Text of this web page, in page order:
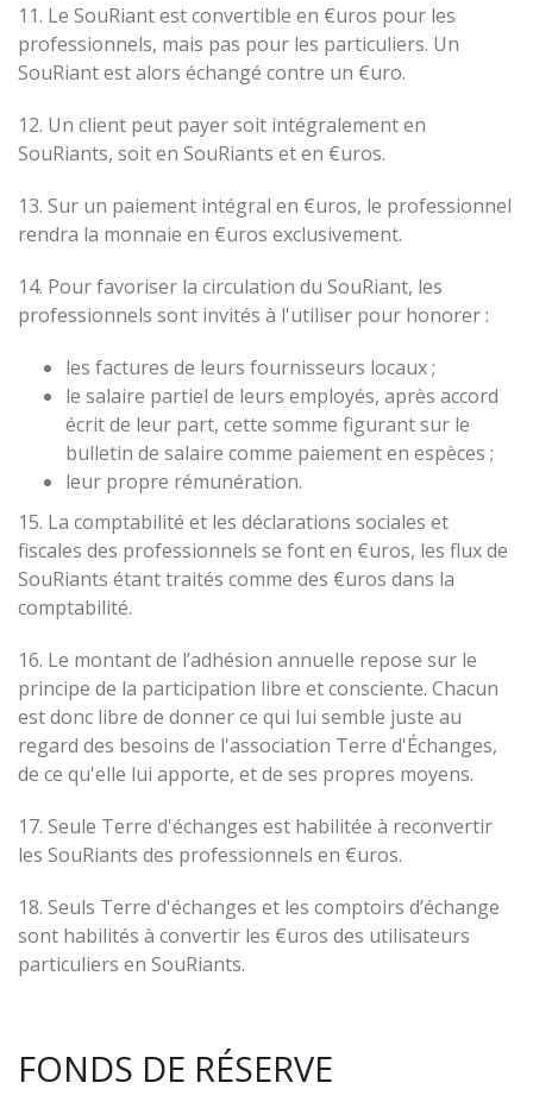
11. Le SouRiant est convertible en €uros pour les
professionnels, mais pas pour les particuliers. Un
SouRiant est alors échangé contre un €uro.
12. Un client peut payer soit intégralement en
SouRiants, soit en SouRiants et en €uros.
13. Sur un paiement intégral en €uros, le professionnel
rendra la monnaie en €uros exclusivement.
14. Pour favoriser la circulation du SouRiant, les
professionnels sont invités à l'utiliser pour honorer :
les factures de leurs fournisseurs locaux ;
le salaire partiel de leurs employés, après accord
écrit de leur part, cette somme figurant sur le
bulletin de salaire comme paiement en espèces ;
leur propre rémunération.
15. La comptabilité et les déclarations sociales et
fiscales des professionnels se font en €uros, les flux de
SouRiants étant traités comme des €uros dans la
comptabilité.
16. Le montant de l’adhésion annuelle repose sur le
principe de la participation libre et consciente. Chacun
est donc libre de donner ce qui lui semble juste au
regard des besoins de l'association Terre d'Échanges,
de ce qu'elle lui apporte, et de ses propres moyens.
17. Seule Terre d'échanges est habilitée à reconvertir
les SouRiants des professionnels en €uros.
18. Seuls Terre d'échanges et les comptoirs d’échange
sont habilités à convertir les €uros des utilisateurs
particuliers en SouRiants.
FONDS DE RÉSERVE